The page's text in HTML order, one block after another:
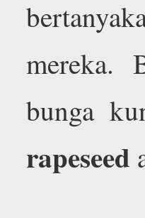
mereka.
bunga
rapeseed